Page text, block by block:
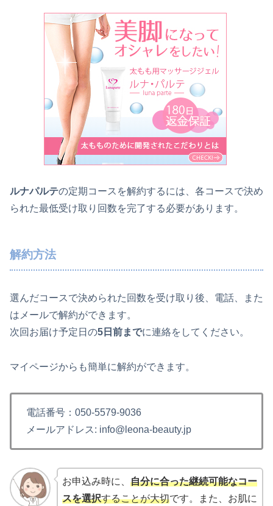
ルナパルテの定期コースを解約するには、各コースで決め
られた最低受け取り回数を完了する必要があります。
解約方法
選んだコースで決められた回数を受け取り後、電話、また
はメールで解約ができます。
次回お届け予定日の5日前までに連絡をしてください。
マイページからも簡単に解約ができます。
電話番号：050-5579-9036
メールアドレス: info@leona-beauty.jp
お申込み時に、 自分に合った継続可能なコー
スを選択することが大切です。また、お肌に